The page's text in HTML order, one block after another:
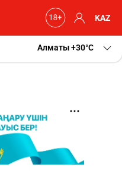
KAZ
Алматы+30 C